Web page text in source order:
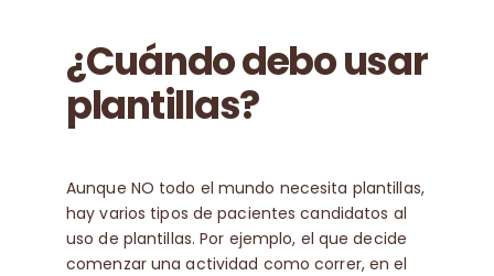
¿Cuándo debo usar
plantillas?
Aunque NO todo el mundo necesita plantillas,
hay varios tipos de pacientes candidatos al
uso de plantillas. Por ejemplo, el que decide
comenzar una actividad como correr, en el